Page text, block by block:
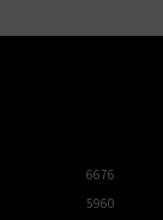
6676
5960